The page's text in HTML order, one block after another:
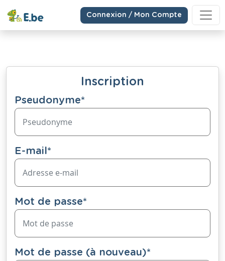
Connexion / Mon Compte
Inscription
Pseudonyme*
E-mail*
Mot de passe*
Mot de passe (à nouveau)*